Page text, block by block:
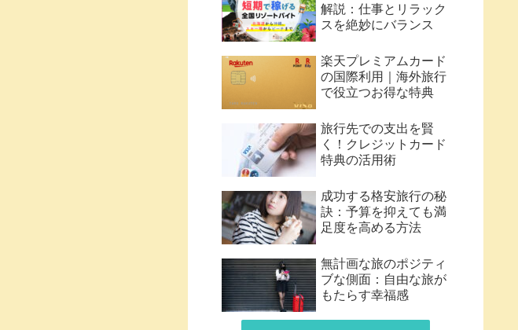
解説：仕事とリラック
スを絶妙にバランス
楽天プレミアムカード
の国際利用｜海外旅行
で役立つお得な特典
旅行先での支出を賢
く！クレジットカード
特典の活用術
成功する格安旅行の秘
訣：予算を抑えても満
足度を高める方法
無計画な旅のポジティ
ブな側面：自由な旅が
もたらす幸福感